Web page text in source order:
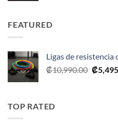
FEATURED
Ligas de resistencia
₡10,990.00 El
₡
TOP RATED